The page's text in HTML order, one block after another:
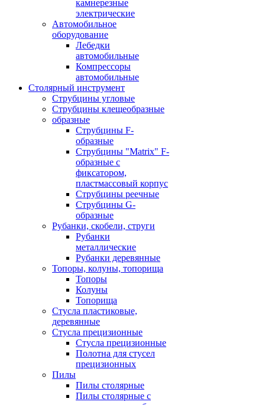
камнерезные
электрические
Автомобильное
оборудование
Лебедки
автомобильные
Компрессоры
автомобильные
Столярный инструмент
Струбцины угловые
Струбцины клещеобразные
образные
Струбцины F-
образные
Струбцины "Matrix" F-
образные с
фиксатором,
пластмассовый корпус
Струбцины реечные
Струбцины G-
образные
Рубанки, скобели, струги
Рубанки
металлические
Рубанки деревянные
Топоры, колуны, топорища
Топоры
Колуны
Топорища
Стусла пластиковые,
деревянные
Стусла прецизионные
Стусла прецизионные
Полотна для стусел
прецизионных
Пилы
Пилы столярные
Пилы столярные с